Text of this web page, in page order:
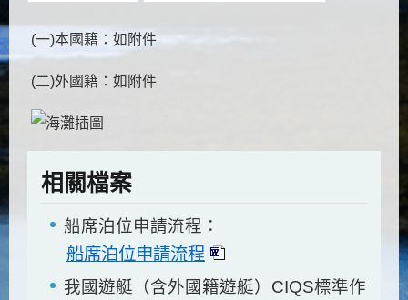
(一)本國籍：如附件
(二)外國籍：如附件
相關檔案
船席泊位申請流程：
船席泊位申請流程
我國遊艇（含外國籍遊艇）CIQS標準作